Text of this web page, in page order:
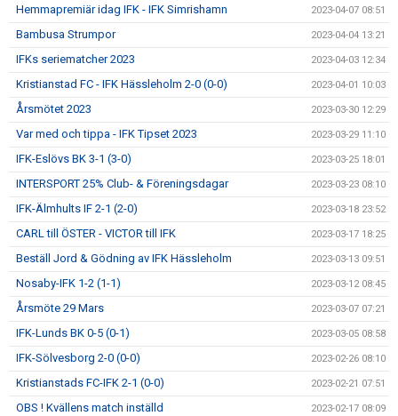
Hemmapremiär idag IFK - IFK Simrishamn 2023-04-07 08:51
Bambusa Strumpor 2023-04-04 13:21
IFKs seriematcher 2023 2023-04-03 12:34
Kristianstad FC - IFK Hässleholm 2-0 (0-0) 2023-04-01 10:03
Årsmötet 2023 2023-03-30 12:29
Var med och tippa - IFK Tipset 2023 2023-03-29 11:10
IFK-Eslövs BK 3-1 (3-0) 2023-03-25 18:01
INTERSPORT 25% Club- & Föreningsdagar 2023-03-23 08:10
IFK-Älmhults IF 2-1 (2-0) 2023-03-18 23:52
CARL till ÖSTER - VICTOR till IFK 2023-03-17 18:25
Beställ Jord & Gödning av IFK Hässleholm 2023-03-13 09:51
Nosaby-IFK 1-2 (1-1) 2023-03-12 08:45
Årsmöte 29 Mars 2023-03-07 07:21
IFK-Lunds BK 0-5 (0-1) 2023-03-05 08:58
IFK-Sölvesborg 2-0 (0-0) 2023-02-26 08:10
Kristianstads FC-IFK 2-1 (0-0) 2023-02-21 07:51
OBS ! Kvällens match inställd 2023-02-17 08:09